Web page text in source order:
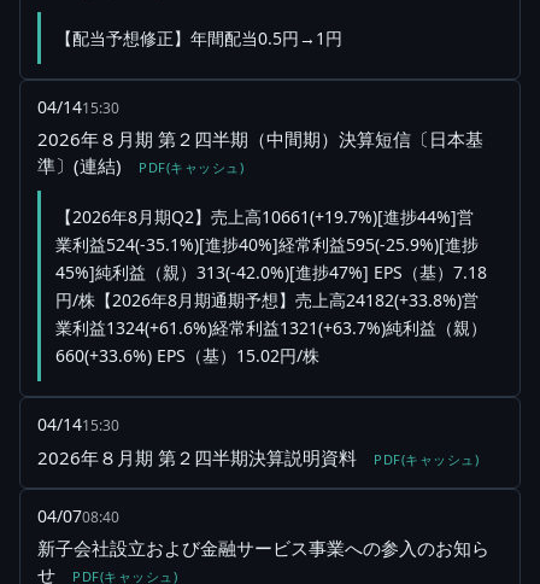
【配当予想修正】年間配当0.5円→1円
04/1415:30
2026年８月期 第２四半期（中間期）決算短信〔日本基
準〕(連結)
PDF(キャッシュ)
【2026年8月期Q2】売上高10661(+19.7%)[進捗44%]営
業利益524(-35.1%)[進捗40%]経常利益595(-25.9%)[進捗
45%]純利益（親）313(-42.0%)[進捗47%] EPS（基）7.18
円/株【2026年8月期通期予想】売上高24182(+33.8%)営
業利益1324(+61.6%)経常利益1321(+63.7%)純利益（親）
660(+33.6%) EPS（基）15.02円/株
04/1415:30
2026年８月期 第２四半期決算説明資料 PDF(キャッシュ)
04/0708:40
新子会社設立および金融サービス事業への参入のお知ら
せ
PDF(キャッシュ)